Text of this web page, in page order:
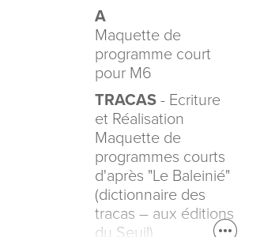
A
Maquette de
programme court
pour M6
TRACAS - Ecriture
et Réalisation
Maquette de
programmes courts
d'après "Le Baleinié"
(dictionnaire des
tracas – aux éditions
du Seuil)